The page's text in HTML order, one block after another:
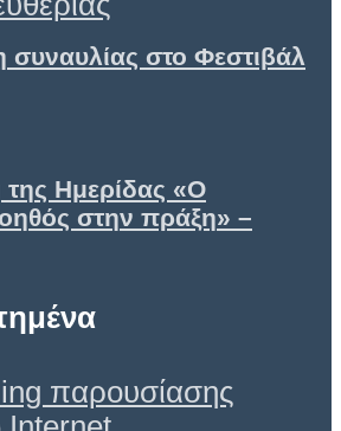
συναυλίας στο Φεστιβάλ
Ημερίδας «Ο
στην πράξη» –